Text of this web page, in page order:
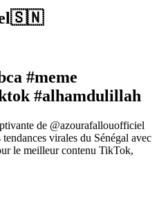
#meme
#alhamdulillah
de @azourafallouofficiel
virales du Sénégal avec
le meilleur contenu TikTok,